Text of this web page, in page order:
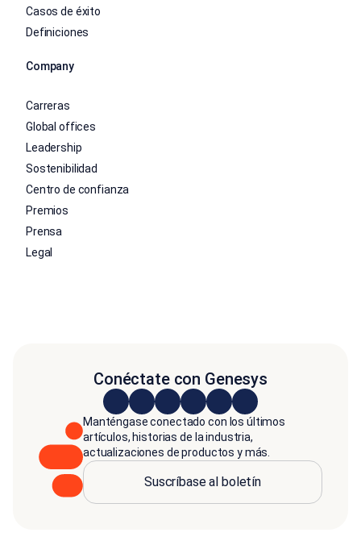
Casos de éxito
Definiciones
Company
Carreras
Global offices
Leadership
Sostenibilidad
Centro de confianza
Premios
Prensa
Legal
Conéctate con Genesys
Manténgase conectado con los últimos
artículos, historias de la industria,
actualizaciones de productos y más.
Suscríbase al boletín